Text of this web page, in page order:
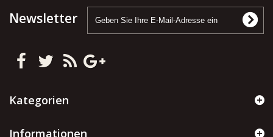
Newsletter
Kategorien
Informationen